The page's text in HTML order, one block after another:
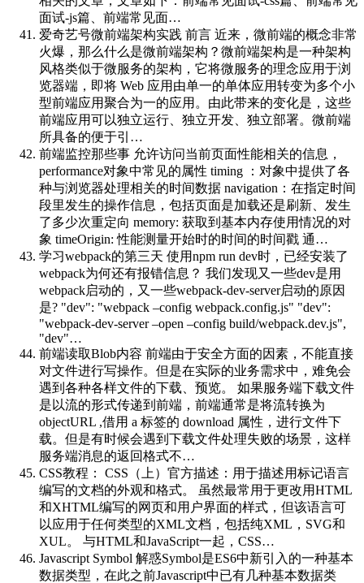
面试-js篇、前端常见面…
爱奇艺号微前端架构实践 前言 近来，微前端的概念非常
火爆，那么什么是微前端架构？微前端架构是一种架构
风格类似于微服务的架构，它将微服务的理念应用于浏
览器端，即将 Web 应用由单一的单体应用转变为多个小
型前端应用聚合为一的应用。由此带来的变化是，这些
前端应用可以独立运行、独立开发、独立部署。微前端
所具备的便于引…
前端监控那些事 允许访问当前页面性能相关的信息，
performance对象中常见的属性 timing ：对象中提供了各
种与浏览器处理相关的时间数据 navigation：在指定时间
段里发生的操作信息，包括页面是加载还是刷新、发生
了多少次重定向 memory: 获取到基本内存使用情况的对
象 timeOrigin: 性能测量开始时的时间的时间戳 通…
学习webpack的第三天 使用npm run dev时，已经安装了
webpack为何还有报错信息？ 我们发现又一些dev是用
webpack启动的，又一些webpack-dev-server启动的原因
是? "dev": "webpack –config webpack.config.js" "dev":
"webpack-dev-server –open –config build/webpack.dev.js",
"dev"…
前端读取Blob内容 前端由于安全方面的因素，不能直接
对文件进行写操作。但是在实际的业务需求中，难免会
遇到各种各样文件的下载、预览。 如果服务端下载文件
是以流的形式传递到前端，前端通常是将流转换为
objectURL ,借用 a 标签的 download 属性，进行文件下
载。但是有时候会遇到下载文件处理失败的场景，这样
服务端消息的返回格式不…
CSS教程： CSS（上） 官方描述：用于描述用标记语言
编写的文档的外观和格式。 虽然最常用于更改用HTML
和XHTML编写的网页和用户界面的样式，但该语言可
以应用于任何类型的XML文档，包括纯XML，SVG和
XUL。 与HTML和JavaScript一起，CSS…
Javascript Symbol 解惑Symbol是ES6中新引入的一种基本
数据类型，在此之前Javascript中已有几种基本数据类